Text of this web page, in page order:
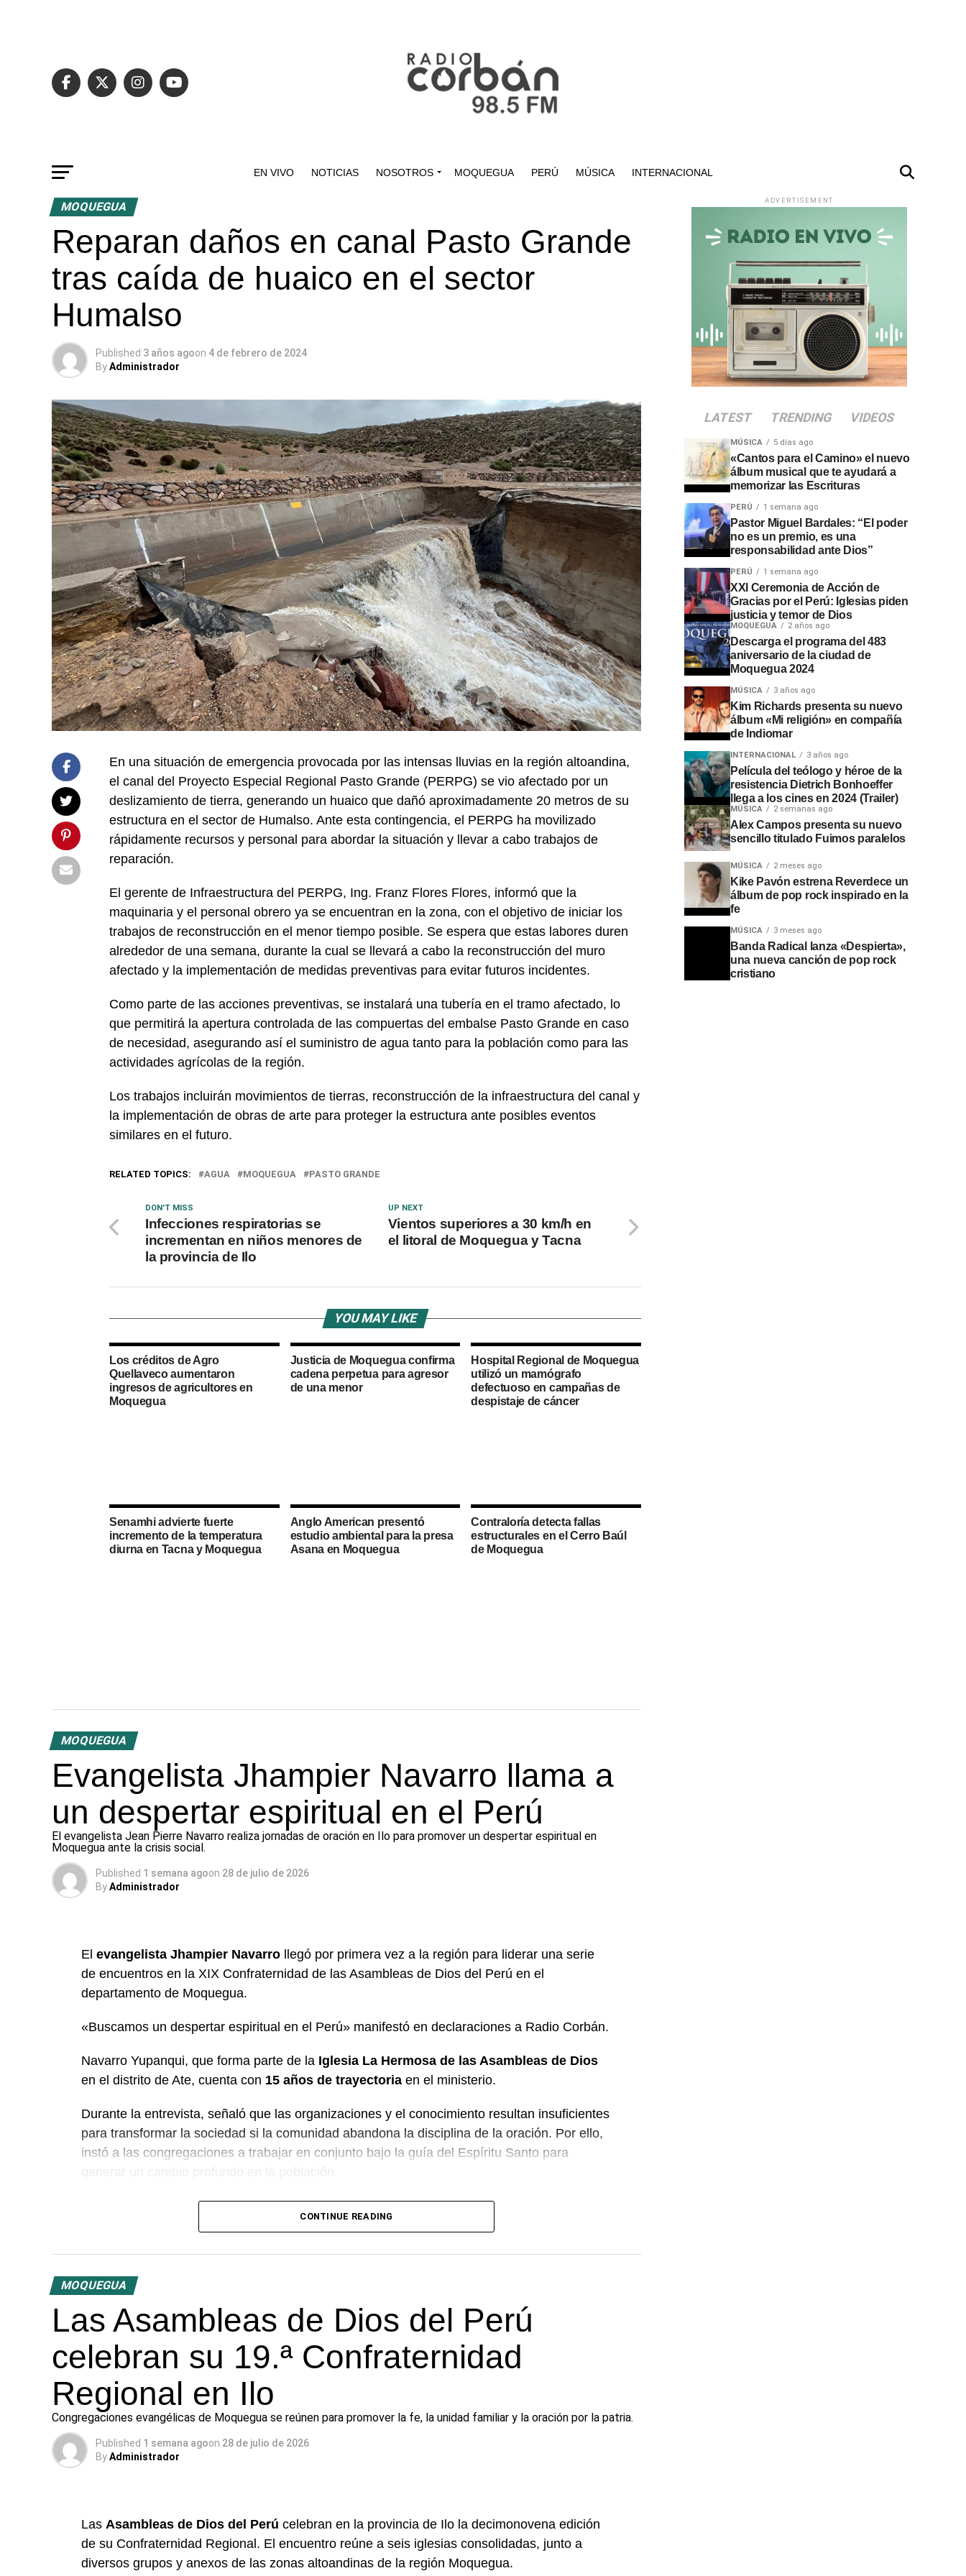
EN VIVO NOTICIAS NOSOTROS MOQUEGUA PERÚ MÚSICA INTERNACIONAL
MOQUEGUA
Reparan daños en canal Pasto Grande
tras caída de huaico en el sector
Humalso
Published 3 años agoon 4 de febrero de 2024
ByAdministrador
En una situación de emergencia provocada por las intensas lluvias en la región altoandina,
el canal del Proyecto Especial Regional Pasto Grande (PERPG) se vio afectado por un
deslizamiento de tierra, generando un huaico que dañó aproximadamente 20 metros de su
estructura en el sector de Humalso. Ante esta contingencia, el PERPG ha movilizado
rápidamente recursos y personal para abordar la situación y llevar a cabo trabajos de
reparación.
El gerente de Infraestructura del PERPG, Ing. Franz Flores Flores, informó que la
maquinaria y el personal obrero ya se encuentran en la zona, con el objetivo de iniciar los
trabajos de reconstrucción en el menor tiempo posible. Se espera que estas labores duren
alrededor de una semana, durante la cual se llevará a cabo la reconstrucción del muro
afectado y la implementación de medidas preventivas para evitar futuros incidentes.
Como parte de las acciones preventivas, se instalará una tubería en el tramo afectado, lo
que permitirá la apertura controlada de las compuertas del embalse Pasto Grande en caso
de necesidad, asegurando así el suministro de agua tanto para la población como para las
actividades agrícolas de la región.
Los trabajos incluirán movimientos de tierras, reconstrucción de la infraestructura del canal y
la implementación de obras de arte para proteger la estructura ante posibles eventos
similares en el futuro.
RELATED TOPICS: AGUA MOQUEGUA PASTO GRANDE
UP NEXT
Vientos superiores a 30 km/h en
el litoral de Moquegua y Tacna
DON'T MISS
Infecciones respiratorias se
incrementan en niños menores de
la provincia de Ilo
YOU MAY LIKE
Los créditos de Agro
Quellaveco aumentaron
ingresos de agricultores en
Moquegua
Justicia de Moquegua confirma
cadena perpetua para agresor
de una menor
Hospital Regional de Moquegua
utilizó un mamógrafo
defectuoso en campañas de
despistaje de cáncer
Senamhi advierte fuerte
incremento de la temperatura
diurna en Tacna y Moquegua
Anglo American presentó
estudio ambiental para la presa
Asana en Moquegua
Contraloría detecta fallas
estructurales en el Cerro Baúl
de Moquegua
MOQUEGUA
Evangelista Jhampier Navarro llama a
un despertar espiritual en el Perú
El evangelista Jean Pierre Navarro realiza jornadas de oración en Ilo para promover un despertar espiritual en
Moquegua ante la crisis social.
Published 1 semana agoon 28 de julio de 2026
ByAdministrador
El evangelista Jhampier Navarro llegó por primera vez a la región para liderar una serie
de encuentros en la XIX Confraternidad de las Asambleas de Dios del Perú en el
departamento de Moquegua.
«Buscamos un despertar espiritual en el Perú» manifestó en declaraciones a Radio Corbán.
Navarro Yupanqui, que forma parte de la Iglesia La Hermosa de las Asambleas de Dios
en el distrito de Ate, cuenta con 15 años de trayectoria en el ministerio.
Durante la entrevista, señaló que las organizaciones y el conocimiento resultan insuficientes
para transformar la sociedad si la comunidad abandona la disciplina de la oración. Por ello,
instó a las congregaciones a trabajar en conjunto bajo la guía del Espíritu Santo para
El predicador concluyó con un llamado a la unidad entre las distintas congregaciones para
CONTINUE READING
MOQUEGUA
Las Asambleas de Dios del Perú
celebran su 19.ª Confraternidad
Regional en Ilo
Congregaciones evangélicas de Moquegua se reúnen para promover la fe, la unidad familiar y la oración por la patria.
Published 1 semana agoon 28 de julio de 2026
ByAdministrador
Las Asambleas de Dios del Perú celebran en la provincia de Ilo la decimonovena edición
de su Confraternidad Regional. El encuentro reúne a seis iglesias consolidadas, junto a
diversos grupos y anexos de las zonas altoandinas de la región Moquegua.
ADVERTISEMENT
LATEST TRENDING VIDEOS
MÚSICA 5 días ago
«Cantos para el Camino» el nuevo
álbum musical que te ayudará a
memorizar las Escrituras
PERÚ 1 semana ago
Pastor Miguel Bardales: “El poder
no es un premio, es una
responsabilidad ante Dios”
PERÚ 1 semana ago
XXI Ceremonia de Acción de
Gracias por el Perú: Iglesias piden
justicia y temor de Dios
MOQUEGUA 2 años ago
Descarga el programa del 483
aniversario de la ciudad de
Moquegua 2024
MÚSICA 3 años ago
Kim Richards presenta su nuevo
álbum «Mi religión» en compañía
de Indiomar
INTERNACIONAL 3 años ago
Película del teólogo y héroe de la
resistencia Dietrich Bonhoeffer
llega a los cines en 2024 (Trailer)
MÚSICA 2 semanas ago
Alex Campos presenta su nuevo
sencillo titulado Fuimos paralelos
MÚSICA 2 meses ago
Kike Pavón estrena Reverdece un
álbum de pop rock inspirado en la
fe
MÚSICA 3 meses ago
Banda Radical lanza «Despierta»,
una nueva canción de pop rock
cristiano